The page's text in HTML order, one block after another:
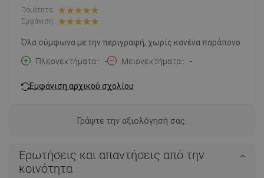
Ποιότητα:
Εμφάνιση:
Όλα σύμφωνα με την περιγραφή, χωρίς κανένα παράπονο
Πλεονεκτήματα:
- Μειονεκτήματα: -
Εμφάνιση αρχικού σχολίου
Γράψτε την αξιολόγησή σας.
Ερωτήσεις και απαντήσεις από την
κοινότητα